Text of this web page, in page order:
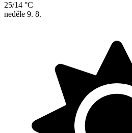
25/14 °C
neděle 9. 8.